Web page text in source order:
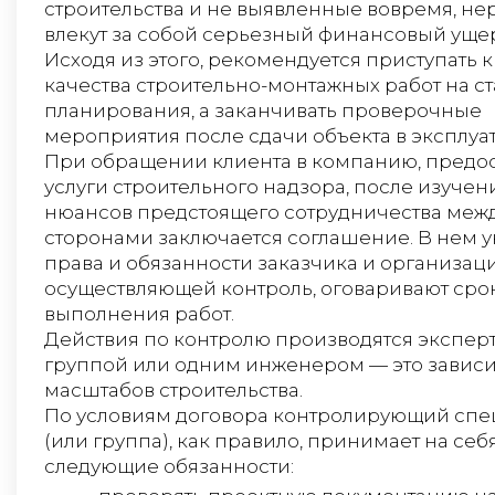
строительства и не выявленные вовремя,
влекут за собой серьезный финансовый
Исходя из этого, рекомендуется приступать
качества строительно-монтажных работ на
планирования, а заканчивать проверочные
мероприятия после сдачи объекта в
При обращении клиента в компанию,
услуги строительного надзора, после
нюансов предстоящего сотрудничества
сторонами заключается соглашение. В нем
права и обязанности заказчика и
осуществляющей контроль, оговаривают
выполнения работ.
Действия по контролю производятся
группой или одним инженером — это
масштабов строительства.
По условиям договора контролирующий
(или группа), как правило, принимает на
следующие обязанности: